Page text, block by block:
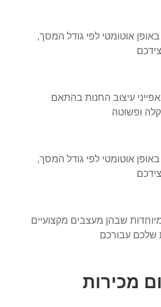
אוטומטי לפי גודל המסך,
עיצוב החנות בהתאם
ופשוטה
אוטומטי לפי גודל המסך,
שבהן מעצבים מקצועיים
שלכם עבורכם
מכירות